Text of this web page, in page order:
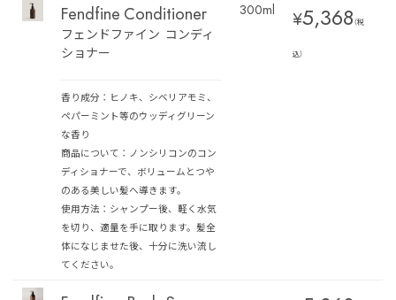
Fendfine Conditioner
フェンドファイン コンディ
ショナー
香り成分：ヒノキ、シベリアモミ、
ペパーミント等のウッディグリーン
な香り
商品について：ノンシリコンのコン
ディショナーで、ボリュームとつや
のある美しい髪へ導きます。
使用方法：シャンプー後、軽く水気
を切り、適量を手に取ります。髪全
体になじませた後、十分に洗い流し
てください。
300ml ¥5,368（税
込）